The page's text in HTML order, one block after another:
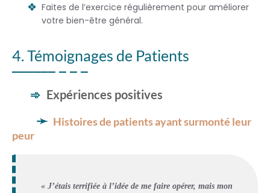
Faites de l’exercice régulièrement pour améliorer
votre bien-être général.
4. Témoignages de Patients
Expériences positives
Histoires de patients ayant surmonté leur
peur
« J’étais terrifiée à l’idée de me faire opérer, mais mon